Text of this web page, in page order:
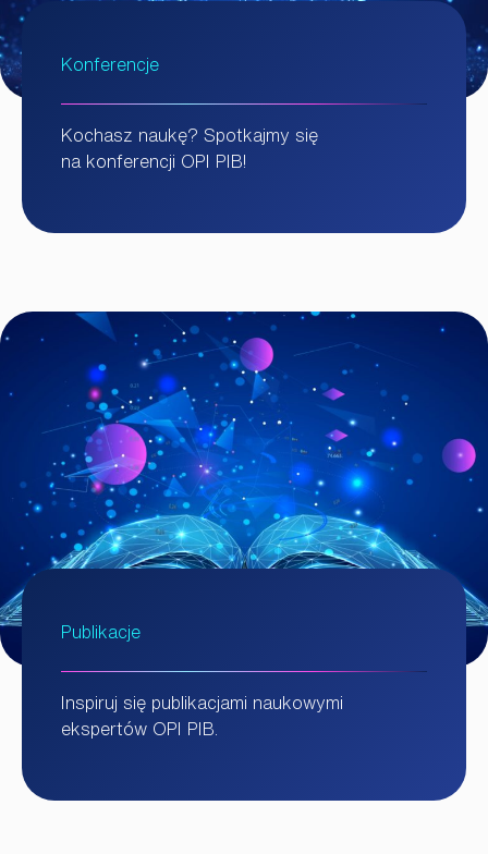
Konferencje
Kochasz naukę? Spotkajmy się
na konferencji OPI PIB!
Publikacje
Inspiruj się publikacjami naukowymi
ekspertów OPI PIB.